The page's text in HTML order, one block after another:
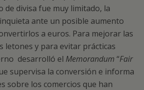
de divisa fue muy limitado, la
ante un posible aumento
a euros. Para mejorar las
letones y para evitar prácticas
desarrolló el Memorandum “Fair
supervisa la conversión e informa
sobre los comercios que han